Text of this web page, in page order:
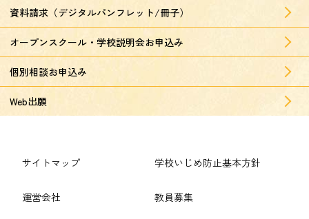
資料請求（デジタルパンフレット/冊子）
オープンスクール・学校説明会お申込み
個別相談お申込み
Web出願
サイトマップ
運営会社
学校いじめ防止基本方針
教員募集